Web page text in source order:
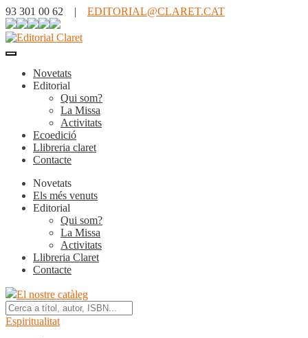
93 301 00 62 | EDITORIAL@CLARET.CAT
Novetats
Editorial
Qui som?
La Missa
Activitats
Ecoedició
Llibreria claret
Contacte
Novetats
Els més venuts
Editorial
Qui som?
La Missa
Activitats
Llibreria Claret
Contacte
El nostre catàleg
Espiritualitat